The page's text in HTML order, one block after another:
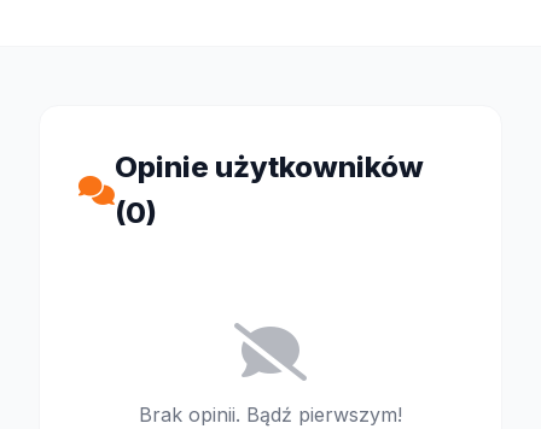
Opinie użytkowników
(0)
Brak opinii. Bądź pierwszym!